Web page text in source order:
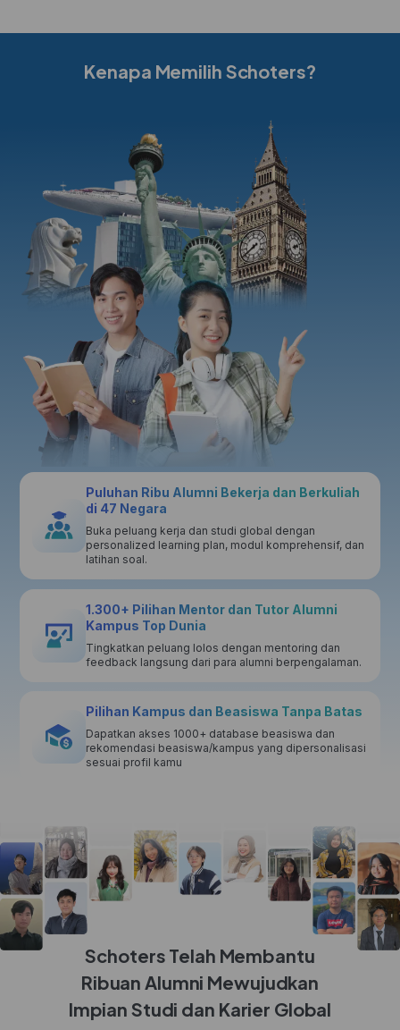
Kenapa Memilih Schoters?
Puluhan Ribu Alumni Bekerja dan Berkuliah
di 47 Negara
Buka peluang kerja dan studi global dengan
personalized learning plan, modul komprehensif, dan
latihan soal.
1.300+ Pilihan Mentor dan Tutor Alumni
Kampus Top Dunia
Tingkatkan peluang lolos dengan mentoring dan
feedback langsung dari para alumni berpengalaman.
Pilihan Kampus dan Beasiswa Tanpa Batas
Dapatkan akses 1000+ database beasiswa dan
rekomendasi beasiswa/kampus yang dipersonalisasi
sesuai profil kamu
Schoters Telah Membantu
Ribuan Alumni Mewujudkan
Impian Studi dan Karier Global